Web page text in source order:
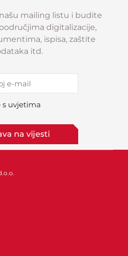
mailing listu i budite
digitalizacije,
ispisa, zaštite
itd.
s uvjetima
na vijesti